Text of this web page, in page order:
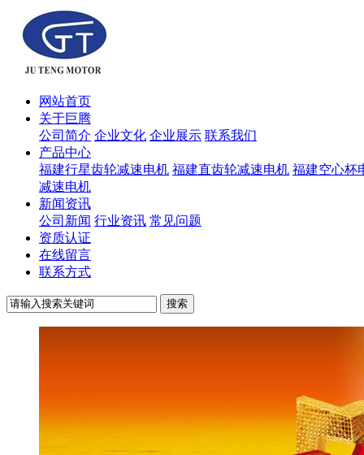
网站首页
关于巨腾
公司简介 企业文化 企业展示 联系我们
产品中心
福建行星齿轮减速电机 福建直齿轮减速电机 福建空心杯
减速电机
新闻资讯
公司新闻 行业资讯 常见问题
资质认证
在线留言
联系方式